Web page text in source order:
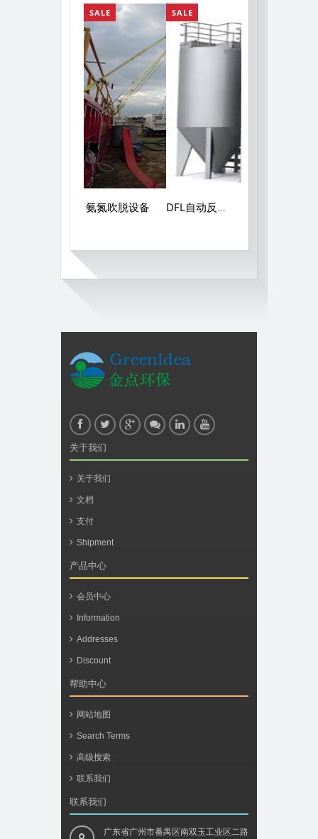
SALE
氨氮吹脱设备
SALE
DFL自动反冲石英砂过滤器
关于我们
关于我们
文档
支付
Shipment
产品中心
会员中心
Information
Addresses
Discount
帮助中心
网站地图
Search Terms
高级搜索
联系我们
联系我们
广东省广州市番禺区南双玉工业区二路